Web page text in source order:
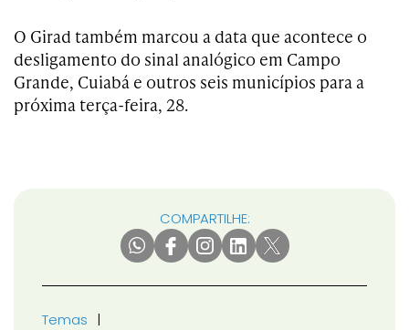
O Girad também marcou a data que acontece o
desligamento do sinal analógico em Campo
Grande, Cuiabá e outros seis municípios para a
próxima terça-feira, 28.
COMPARTILHE:
Temas